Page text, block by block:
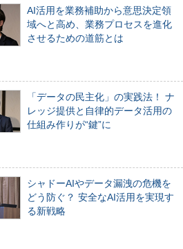
AI活用を業務補助から意思決定領
域へと高め、業務プロセスを進化
させるための道筋とは
「データの民主化」の実践法！ ナ
レッジ提供と自律的データ活用の
仕組み作りが“鍵”に
シャドーAIやデータ漏洩の危機を
どう防ぐ？ 安全なAI活用を実現す
る新戦略